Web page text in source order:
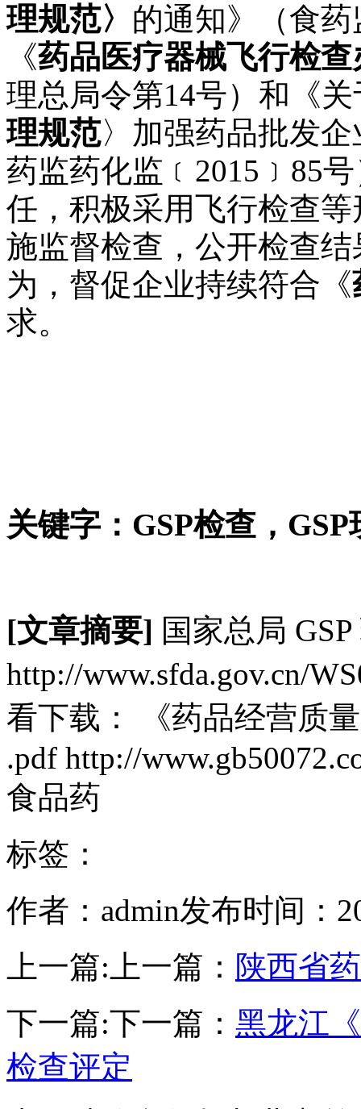
理规范〉 的通知》（食
《药品医疗器械飞行检查
理总局令第14号）和《
理规范〉加强药品批发
药监药化监﹝ 2015 ﹞ 85
任，积极采用飞行检查
施监督检查，公开检查
为，督促企业持续符合《
求。
关键字： GSP检查， GSP
[文章摘要] 国家总局
http://www.sfda.gov.cn/
看下载： 《药品经营质
.pdf http://
食品药
标签：
作者：admin发布时间：
上一篇: 上一篇： 陕西省
下一篇:下一篇： 黑龙江
检查评定